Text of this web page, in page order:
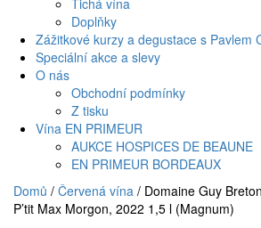
Doplňky
Zážitkové kurzy a degustace s Pavlem
Speciální akce a slevy
O nás
Obchodní podmínky
Z tisku
Vína EN PRIMEUR
AUKCE HOSPICES DE BEAUNE
EN PRIMEUR BORDEAUX
Domů / Červená vína / Domaine Guy
P’tit Max Morgon, 2022 1,5 l (Magnum)